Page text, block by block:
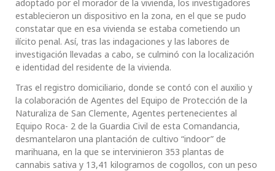
adoptado por el morador de la vivienda, los investigadores
establecieron un dispositivo en la zona, en el que se pudo
constatar que en esa vivienda se estaba cometiendo un
ilícito penal. Así, tras las indagaciones y las labores de
investigación llevadas a cabo, se culminó con la localización
e identidad del residente de la vivienda.
Tras el registro domiciliario, donde se contó con el auxilio y
la colaboración de Agentes del Equipo de Protección de la
Naturaliza de San Clemente, Agentes pertenecientes al
Equipo Roca- 2 de la Guardia Civil de esta Comandancia,
desmantelaron una plantación de cultivo “indoor” de
marihuana, en la que se intervinieron 353 plantas de
cannabis sativa y 13,41 kilogramos de cogollos, con un peso